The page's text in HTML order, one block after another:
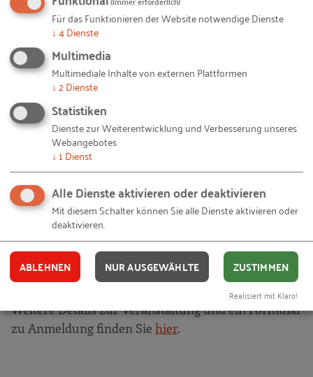
BMBF-Förderschwerpunkt
Wissenschaft, Unternehmen und Gesellschaft
im Austausch
Fachausstellung mit Diskussionsrunden,
Praxisbeispielen aus Unternehmen und
wissenschaftlichen Impulsen
Praxisbeispiele und Gestaltungsansätze aus
rund drei Jahren praxisorientierter Forschung
Aktuelle und zukünftige Trends der
Arbeitsforschung
Interdisziplinäre Vernetzung zum Thema
»Arbeit in der digitalisierten Welt«
Weitere Details zur Veranstaltung und ein Formular
zu Anmeldung finden Sie hier.
Für das Funktionieren der Website notwendige Dienste
↓ 4Dienste
Multimedia
Multimediale Inhalte von externen Plattformen
↓ 2Dienste
Statistiken
Dienste zur Weiterentwicklung und Verbesserung unseres
Webangebotes
↓ 1 Dienst
Alle Dienste aktivieren oder deaktivieren
Mit diesem Schalter können Sie alle Dienste aktivieren oder
deaktivieren.
ABLEHNEN NUR AUSGEWÄHLTE ZUSTIMMEN
Realisiert mit Klaro!